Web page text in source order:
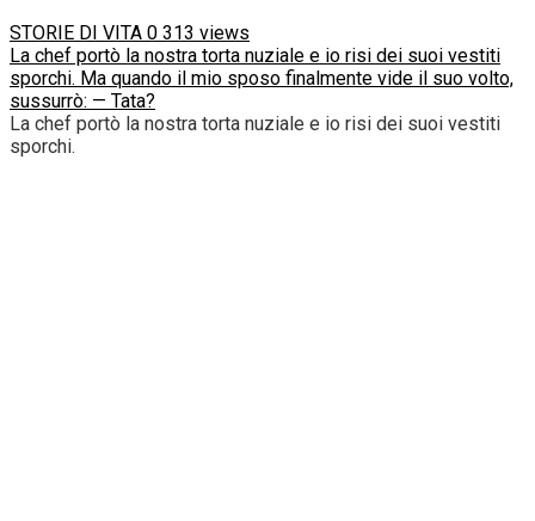
STORIE DI VITA 0 313 views
La chef portò la nostra torta nuziale e io risi dei suoi vestiti
sporchi. Ma quando il mio sposo finalmente vide il suo volto,
sussurrò: — Tata?
La chef portò la nostra torta nuziale e io risi dei suoi vestiti
sporchi.